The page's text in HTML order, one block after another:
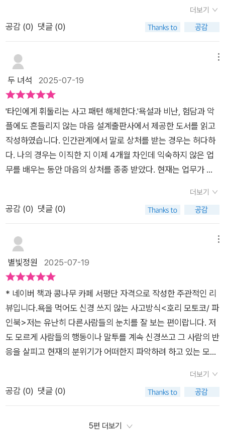
채로 휘둘리기만 하던 지금까지의 잘못된 상황을 바로잡고 흔들
리지 않는 마음을 설계해 나가도록 도움을 주는 최고의 책이었습
니다^^북유럽(Book U Love) 카페의 소개로 출판사로부터책을
제공 받아 주관적으로 작성한 글입니다^^
붓거나 비난한다면, 그것은 상대방이 자신의 감정을 제대로 조절
하지 못하고 있다는 신호일 가능성이 큽니다. 즉, 그들의 부정적
악플을 다는 사람들은 종종 자신이 불행하다는 신호를 무의식적
으로 보내는 경우가 많습니다. 이러한 관점의 전환은 상대방의 비
난으로부터 자신을 분리하고, 불필요한 감정 소모를 막는 데 결정
적인 역할을 합니다. 나의 가치를 타인의 평가에 맡기는 것이 아
니라, 스스로 나의 가치를 정의하고 확립하는 연습이 필요합니다.
저자는 오히려 그것을 성장의 에너지로 활용하는 방법을 제시합
니다. 물론 모든 비난이 건설적인 것은 아니지만, 때로는 비난 속
에 숨겨진 작은 진실이나 개선의 여지를 발견할 수도 있습니다.
중요한 것은 비난에 감정적으로 휘둘리지 않고, 냉철하게 상황을
을 통해 우리는 더욱 단단하고 성숙한 내면을 구축할 수 있습니
다.책은 비난에 직면했을 때 즉시 고려해야 할 다섯 가지 사항과
절대 해서는 안 될 다섯 가지 행동을 구체적으로 제시합니다. 비
록 본문에 서 이 다섯 가지 사항들이 명시적으로 나열되지는 않았
를 들어, '고려해야 할 사항에는 자신의 감정을 인지하고, 상대방
의 의도를 분석하며, 자신의 가치를 재확인하는 ’ 등이 있습니다.
반면 '해서는 안 될 행동'에는 즉각적인 감정적 반격, 비난에 대한
과도한 의미 부여, 자신을 탓하며 자존감을 깎아내리는 것 등이
해당될 것입니다. 또한, 부정적인 에너지를 긍정적으로 전환하기
위한 방법으로 '의식적인 새로운 자극 끌어들이기'를 제안합니다.
부정적인 생각이 들 때 새로운 책을 읽거나, 영화를 보거나, 만화
를 즐기는 등 의도적으로 긍정적인 자극을 찾아 나서는 것입니다.
특히 밤에는 부정적인 사고가 증폭되는 경향이 있으므로, 충분한
위에서 말한 한 친구는 그런 상황을 잘 받아들이지 못해 그 자리
가 불편해서 나왔던 것이고, 한 친구는 그런 상황을 전혀 개의치
조차 몰랐으니까 말이다. 그때 사람들은 그 사람에게 ‘자존감’이
참 높다는 말을 사용하였다. 도대체 어떠한 환경 속에서 어린 시
절을 보냈어야, 혹은 기본적으로 어떤 성격을 타고나야 자존감이
라는 것이 높아지는 것일까? 『누군가에게 무언가 불쾌한 소리
를 들으면 되받고 싶어진다. 아무 말도 못 하면 나중에 ‘그때 그렇
게 말할 걸 그랬어.’, ‘왜 되받아치지 않았을까.’ 하고 분한 마음이
치밀어 오른다. 그런 경험을 계속하면 ‘다음에야말로 반드시 되받
아쳐 주겠어.’ 하고 미리 되받을 말을 준비하게 된다. 게다가 처음
목적은 반론하는 것이었는데, 어느 샌가 상대방을 말로 꺾는 것,
누군가가 나에게 기분이 상하는 말을 했을 때, 그것을 되받아 돌
려준다면 상대방도 나도 모두가 기분이 나쁘고 무엇보다 내 기 분
이 시원할 것 같지만 더 좋지 않다. 오히려 내가 더 악한 사람이
된 것만 같을 때가 있다. 하지만 그 말에 미소로 화답한다면 그 말
은 상대방에게로 다시 돌아간다고 한다. 아마 이 말은 다들 알고
있을 것이다. 여기저기서 인용되고 있는 이야기이니까 말이다.
딸을 위해서이다. 성인도서라고는 하지만 마음과 심리에 관한 책
이기도 하기에 내용이 어렵다면 나라도 읽고 함께 공유하고 싶었
다. 시골이라 중학교부터 기숙학교에 있어야 하고, 이제 사춘기도
오는 것 같고, 지금 가장 중요한 또래관계의 부딪힘속에서 아이가
온전하게 살아남으려면 마음이 단단해져야 하기 때문이다.그렇
기에 내가 읽고서는 아이에게도 다 읽기 보다는 네가 읽고 싶은
부분을 발췌해서 먼저 하나씩 읽어도 괜찮다고 하였다. 아마도 너
인북 #호리모토코 #북유럽 비난받는 당신이 문제가 아니라, 비
난하는 사람이 문제다​​저자인 호리 모토코는 일본에서 오랫동안
로 타인의 시선과 평가에 휘둘리지 않고 자신만의 가치관으로 사
는 법을 다양한 저서에서 다루어 왔다고 소개한다.​이번 책 욕을
먹어도 신경 쓰지 않는 사고방식은 누구에게나 찾아오는 비난과
사례와 연습법으로 안내한다.​​ ​​저자는 인간이 본능적으로 무리 속
에 속하려는 욕구가 강하기 때문에 비난과 거절에 과도하게 위축
된다고 말하며, 특히 현대 사회에서는 SNS와 실시간 피드백 문
화가 평가와 비교를 일상화해 마음을 더 쉽게 다치게 만든다고 진
단한다.​상대방의 말이 진실인지 아닌지를 따지기 전에 일단 거리
를 두고 받아들이는 연습이 필요하다는 설명을 이어간다.​즉시 해
명하거나 반박하기보다 한 걸음 물러나 자신의 감정을 정리하는
볼 것을 권한다.​저자는 욕을 먹어도 쉽게 흔들리지 않으려면 평소
에 자신을 돌보고 작은 성취를 꾸준히 확인하는 습관이 필요하다
고 강조하고 타인과 비교하는 대신 어제보다 나아진 점을 발견하
고 기록하는 것이 자존감을 서서히 회복하는 힘이 된다는 사례들
을 나열한다.​결국, 누군가의 평가가 내 인생의 기준이 될 수 없다
는 확신이 가장 중요한 방패라고 말하며 자유롭고 단단하게 살고
싶어 하는 모든 사람에게간결하고 실천적인 조언으로 마무리된
다.​​ ​​이 책을 읽으면서 나도 모르게 타인의 말 한마디에 크게 흔들
렸던 순간들이 떠올랐다.​특히 예상치 못한 오해나 부정적 평가를
걸 생각해 볼 수 있었다.​책에 나온 사례처럼 작은 성취를 매일 기
록하며 자신을 다독이면 조금씩 견고해질 수 있다고 느낄 수 있었
고, 책장을 덮으며 이제는 누군가의 평가가 내 기분과 하루의 가
치를 전부 결정하지 않게 하기로 다짐해 본다.​​요약실천적인 조언
더보기
공감 (0) 댓글 (0)
두 녀석 2025-07-19
'타인에게 휘둘리는 사고 패턴 해체한다.'욕설과 비난, 험담과 악
플에도 흔들리지 않는 마음 설계​출판사에서 제공한 도서를 읽고
작성하였습니다. ​인간관계에서 말로 상처를 받는 경우는 허다하
다. 나의 경우는 이직한 지 이제 4개월 차인데 익숙하지 않은 업
무를 배우는 동안 마음의 상처를 종종 받았다. 현재는 업무가 어
히 내 기억력이 좋지 않은 나의 이점이기도 하다. 어쨌든 상처받
는 중에서도 나의 업무 미숙이 원인이었지만 그로 인한 민망함에
우는 게 쉽지 않음에 기다림의 미학을 모르는 상사가 밉기도 했
다. 누구나 베테랑이 되기 전 초보 시절을 거치는데 말이다. 이 책
의 저자는 다른 사람 때문에 멘탈이 무너지지 않는 이들의 차이점
버릇 같은 것으로 먼저 자신의 사고 버릇을 깨닫고 그 버릇을 고
친 후 새로운 버릇을 들이기를 권한다. '생각하기에 따라 비난도
되고 칭찬도 되는 것', 이는 즉 무엇이든 '받아들이기' 나름을 의미
한다. 나이 오십 정도 되니 이런 부분에선 어느 정도 초월했다고
나 할까 싶지마는 때때로는 힘들 때도 있다. 저자는 '사실은 바꿀
수 없지만 감정은 자유롭게 바꿀 수 있다!'라며 그 비법을 알려준
다. 여기에 덧보태어 말을 긍정적으로 받아들이는 습관을 기르는
더보기
공감 (0) 댓글 (0)
별빛정원 2025-07-19
* 네이버 책과 콩나무 카페 서평단 자격으로 작성한 주관적인 리
뷰입니다.욕을 먹어도 신경 쓰지 않는 사고방식<호리 모토코/ 파
인북>저는 유난히 다른사람들의 눈치를 잘 보는 편이랍니다. 저
도 모르게 사람들의 행동이나 말투를 계속 신경쓰고 그 사람의 반
응을 살피고 현재의 분위기가 어떠한지 파악하려 하고 있는 모습
적부터 그래왔던 성격탓인지 그냥 넘기기가 잘 되지 않았습니다.
그리고 지금 현재는 예전만큼은 아니지만 제 생각을 표현하는데
고자 했답니다.이 책에서는 악성댓글과 비판에 직명했을때 고려
더보기
공감 (0) 댓글 (0)
5편 더보기